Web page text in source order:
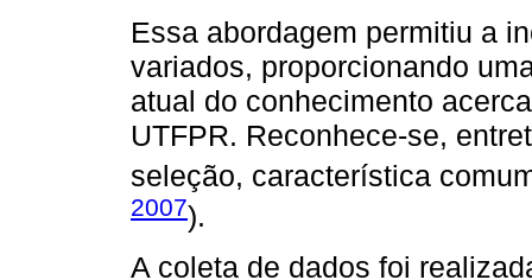
Essa abordagem permitiu a
variados, proporcionando
atual do conhecimento
UTFPR. Reconhece-se,
seleção, característica
2007).
A coleta de dados foi